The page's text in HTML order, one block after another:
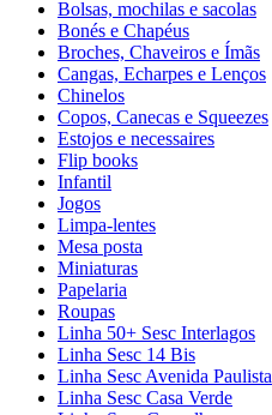
Bolsas, mochilas e sacolas
Bonés e Chapéus
Broches, Chaveiros e Ímãs
Cangas, Echarpes e Lenços
Chinelos
Copos, Canecas e Squeezes
Estojos e necessaires
Flip books
Infantil
Jogos
Limpa-lentes
Mesa posta
Miniaturas
Papelaria
Roupas
Linha 50+ Sesc Interlagos
Linha Sesc 14 Bis
Linha Sesc Avenida Paulista
Linha Sesc Casa Verde